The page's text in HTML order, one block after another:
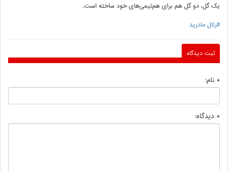
یک گل، دو گل هم برای هم‌تیمی‌های خود ساخته است.
#رئال مادرید
ثبت دیدگاه
* نام:
* دیدگاه: